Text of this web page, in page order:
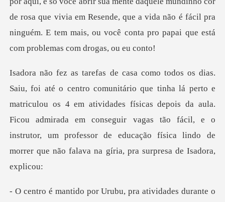
matriculou os 4 em atividades físicas depois da aula.
Ficou admirada em conseguir vagas tão fácil, e o
instru